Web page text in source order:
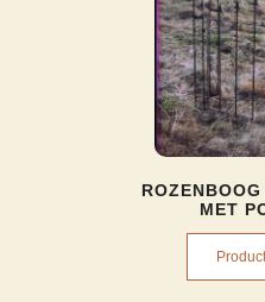
MET